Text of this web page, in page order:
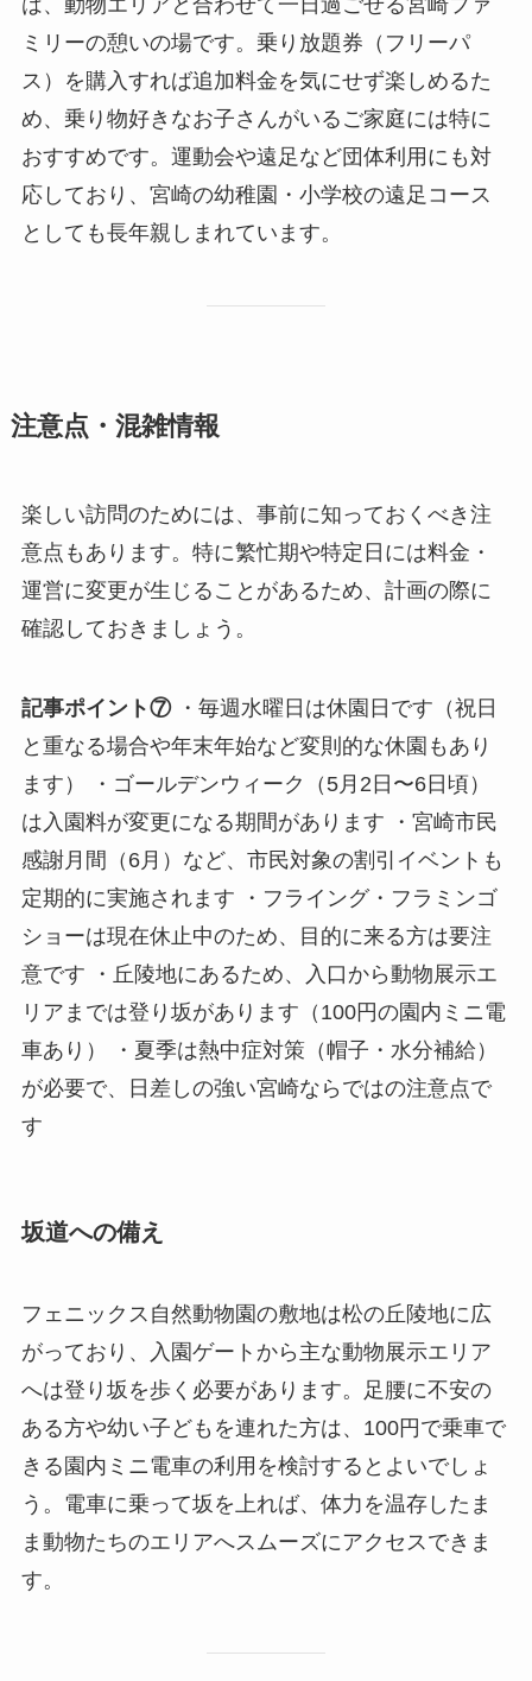
ミリーの憩いの場です。乗り放題券（フリーパ
ス）を購入すれば追加料金を気にせず楽しめるた
め、乗り物好きなお子さんがいるご家庭には特に
おすすめです。運動会や遠足など団体利用にも対
応しており、宮崎の幼稚園・小学校の遠足コース
としても長年親しまれています。
注意点・混雑情報
楽しい訪問のためには、事前に知っておくべき注
意点もあります。特に繁忙期や特定日には料金・
運営に変更が生じることがあるため、計画の際に
確認しておきましょう。
記事ポイント⑦・毎週水曜日は休園日です（祝日
と重なる場合や年末年始など変則的な休園もあり
ます） ・ゴールデンウィーク（5月2日〜6日頃）
は入園料が変更になる期間があります ・宮崎市民
感謝月間（6月）など、市民対象の割引イベントも
定期的に実施されます ・フライング・フラミンゴ
ショーは現在休止中のため、目的に来る方は要注
意です ・丘陵地にあるため、入口から動物展示エ
リアまでは登り坂があります（100円の園内ミニ電
車あり） ・夏季は熱中症対策（帽子・水分補給）
が必要で、日差しの強い宮崎ならではの注意点で
す
坂道への備え
フェニックス自然動物園の敷地は松の丘陵地に広
がっており、入園ゲートから主な動物展示エリア
へは登り坂を歩く必要があります。足腰に不安の
ある方や幼い子どもを連れた方は、100円で乗車で
きる園内ミニ電車の利用を検討するとよいでしょ
う。電車に乗って坂を上れば、体力を温存したま
ま動物たちのエリアへスムーズにアクセスできま
す。